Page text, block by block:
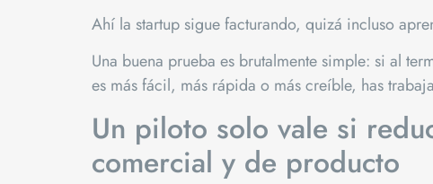
Ahí la startup sigue facturando, quizá incluso
Una buena prueba es brutalmente simple: si al
es más fácil, más rápida o más creíble, has
Un piloto solo vale si
comercial y de producto